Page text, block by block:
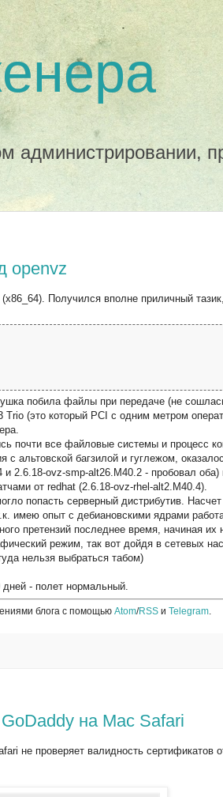
администрировании,
openvz
Получился вполне приличный
побила файлы при передаче (не
(это который PCI с одним метром
почти все файловые системы и процесс
альтовской багзилой и гуглежом,
2.6.18-ovz-smp-alt26.M40.2 - пробовал
от redhat (2.6.18-ovz-rhel-alt2.M40.4).
попасть серверный дистрибутив.
имею опыт с дебиановскими ядрами
претензий последнее время, начиная их
режим, так вот дойдя в сетевых
нельзя выбраться табом)
- полет нормальный.
блога с помощью Atom/RSSи Telegram.
на Mac Safari
не проверяет валидность сертификатов